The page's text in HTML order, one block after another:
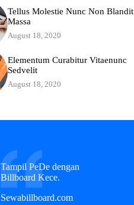
Tellus Molestie Nunc Non Blandit
Massa
August 18, 2020
Elementum Curabitur Vitaenunc
Sedvelit
August 18, 2020
Tampil PeDe dengan
Billboard Kece.
Sewabillboard.com